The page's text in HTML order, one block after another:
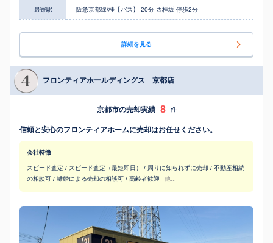
最寄駅 阪急京都線/桂【バス】 20分 西桂坂 停歩2分
詳細を見る
フロンティアホールディングス 京都店
京都市の売却実績 8 件
信頼と安心のフロンティアホームに売却はお任せください。
会社特徴
スピード査定 / スピード査定（最短即日） / 周りに知られずに売却 / 不動産相続
の相談可 / 離婚による売却の相談可 / 高齢者歓迎
他...